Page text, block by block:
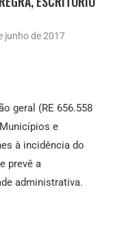
junho de 2017
geral (RE 656.558
e
à incidência do
prevê a
administrativa.